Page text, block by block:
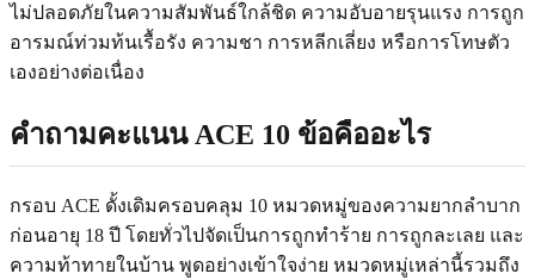
ไม่ปลอดภัยในความสัมพันธ์ใกล้ชิด ความอับอายรุนแรง การถูก
อารมณ์ท่วมท้นเรื้อรัง ความชา การหลีกเลี่ยง หรือการโทษตัว
เองอย่างต่อเนื่อง
คำถามคะแนน ACE 10 ข้อคืออะไร
กรอบ ACE ดั้งเดิมครอบคลุม 10 หมวดหมู่ของความยากลำบาก
ก่อนอายุ 18 ปี โดยทั่วไปจัดเป็นการถูกทำร้าย การถูกละเลย และ
ความท้าทายในบ้าน พูดอย่างเข้าใจง่าย หมวดหมู่เหล่านี้รวมถึง